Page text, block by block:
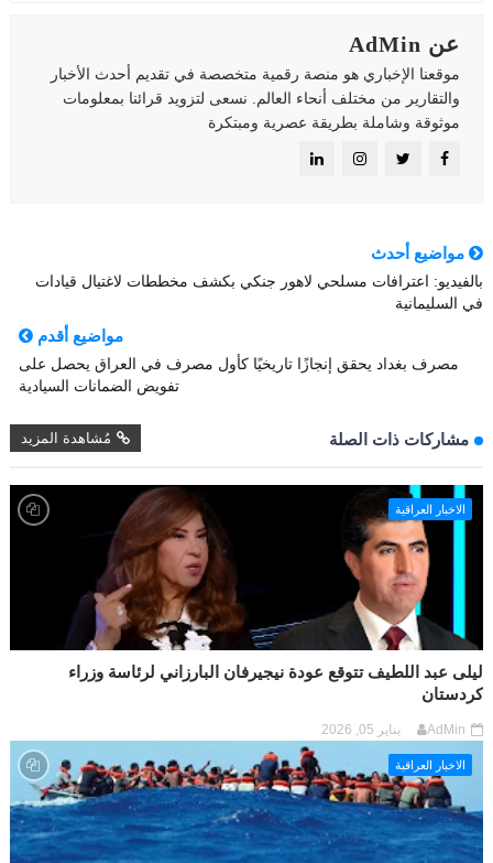
عن AdMin
موقعنا الإخباري هو منصة رقمية متخصصة في تقديم أحدث الأخبار
والتقارير من مختلف أنحاء العالم. نسعى لتزويد قرائنا بمعلومات
موثوقة وشاملة بطريقة عصرية ومبتكرة
مواضيع أحدث
بالفيديو: اعترافات مسلحي لاهور جنكي بكشف مخططات لاغتيال قيادات
في السليمانية
مواضيع أقدم
مصرف بغداد يحقق إنجازًا تاريخيًا كأول مصرف في العراق يحصل على
تفويض الضمانات السيادية
مشاركات ذات الصلة مُشاهدة المزيد
الاخبار العراقية
ليلى عبد اللطيف تتوقع عودة نيجيرفان البارزاني لرئاسة وزراء
كردستان
AdMin يناير 05, 2026
الاخبار العراقية